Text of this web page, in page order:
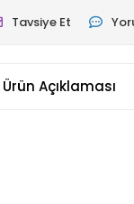
Tavsiye Et
Ürün Açıklaması